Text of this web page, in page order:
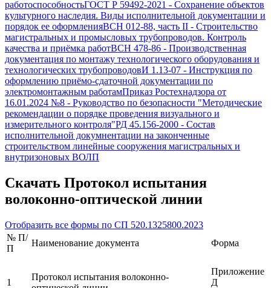
работоспособностьГОСТ Р 59492-2021 - Сохранение объектов
культурного наследия. Виды исполнительной документации и
порядок ее оформленияВСН 012-88, часть II - Строительство
магистральных и промысловых трубопроводов. Контроль
качества и приёмка работВСН 478-86 - Производственная
документация по монтажу технологического оборудования и
технологических трубопроводовИ 1.13-07 - Инструкция по
оформлению приёмо-сдаточной документации по
электромонтажным работамПриказ Ростехнадзора от
16.01.2024 №8 - Руководство по безопасности "Методические
рекомендации о порядке проведения визуального и
измерительного контроля"РД 45.156-2000 - Состав
исполнительной докумнентации на законченные
строительством линейные сооружения магистральных и
внутризоновых ВОЛП
Скачать Протокол испытания
волоконно-оптической линии
Отобразить все формы по СП 520.1325800.2023
№ П/
П
Наименование документа Форма
1
Протокол испытания волоконно-
Приложение
Д